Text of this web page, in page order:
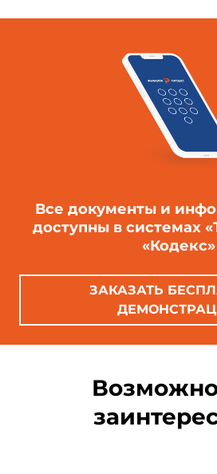
Все документы и
доступны в системах
«Кодекс»
ЗАКАЗАТЬ